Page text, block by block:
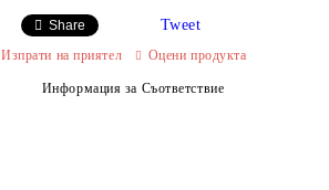
Share Tweet
Изпрати на приятел Оцени продукта
Информация за Съответствие